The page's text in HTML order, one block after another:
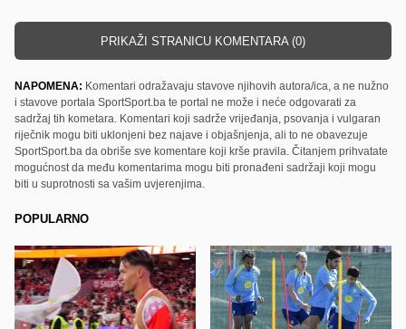
PRIKAŽI STRANICU KOMENTARA (0)
NAPOMENA: Komentari odražavaju stavove njihovih autora/ica, a ne nužno
i stavove portala SportSport.ba te portal ne može i neće odgovarati za
sadržaj tih kometara. Komentari koji sadrže vrijeđanja, psovanja i vulgaran
riječnik mogu biti uklonjeni bez najave i objašnjenja, ali to ne obavezuje
SportSport.ba da obriše sve komentare koji krše pravila. Čitanjem prihvatate
mogućnost da među komentarima mogu biti pronađeni sadržaji koji mogu
biti u suprotnosti sa vašim uvjerenjima.
POPULARNO